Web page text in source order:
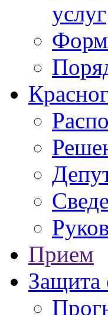
услуг
Прием
Защита